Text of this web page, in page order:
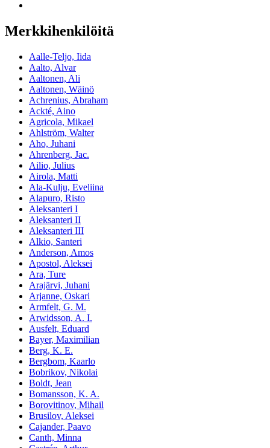
Merkkihenkilöitä
Aalle-Teljo, Iida
Aalto, Alvar
Aaltonen, Ali
Aaltonen, Wäinö
Achrenius, Abraham
Ackté, Aino
Agricola, Mikael
Ahlström, Walter
Aho, Juhani
Ahrenberg, Jac.
Ailio, Julius
Airola, Matti
Ala-Kulju, Eveliina
Alapuro, Risto
Aleksanteri I
Aleksanteri II
Aleksanteri III
Alkio, Santeri
Anderson, Amos
Apostol, Aleksei
Ara, Ture
Arajärvi, Juhani
Arjanne, Oskari
Armfelt, G. M.
Arwidsson, A. I.
Ausfelt, Eduard
Bayer, Maximilian
Berg, K. E.
Bergbom, Kaarlo
Bobrikov, Nikolai
Boldt, Jean
Bomansson, K. A.
Borovitinov, Mihail
Brusilov, Aleksei
Cajander, Paavo
Canth, Minna